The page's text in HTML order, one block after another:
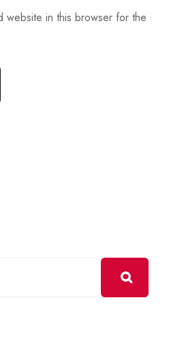
website in this browser for the